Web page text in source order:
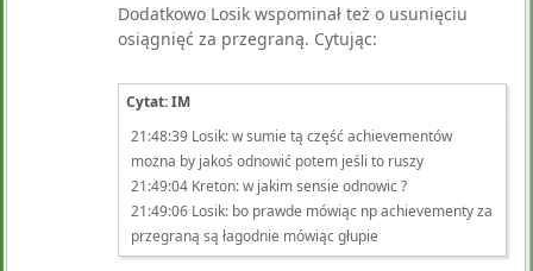
Dodatkowo Losik wspominał też o usunięciu
osiągnięć za przegraną. Cytując:
Cytat: IM
21:48:39 Losik: w sumie tą część achievementów
można by jakoś odnowić potem jeśli to ruszy
21:49:04 Kreton: w jakim sensie odnowic ?
21:49:06 Losik: bo prawde mówiąc np achievementy za
przegraną są łagodnie mówiąc głupie